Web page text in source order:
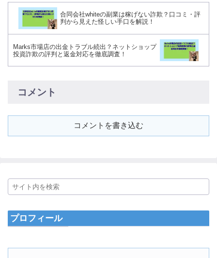
合同会社whiteの副業は稼げない詐欺？口コミ・評
判から見えた怪しい手口を解説！
Marks市場店の出金トラブル続出？ネットショップ
投資詐欺の評判と返金対応を徹底調査！
コメント
コメントを書き込む
プロフィール